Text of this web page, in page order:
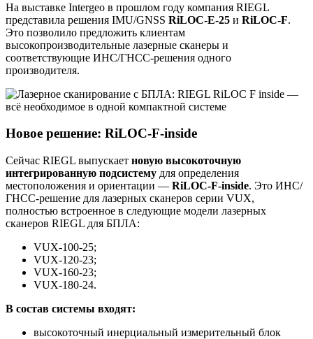
На выставке Intergeo в прошлом году компания RIEGL
представила решения IMU/GNSS RiLOC‑E‑25 и RiLOC‑F.
Это позволило предложить клиентам
высокопроизводительные лазерные сканеры и
соответствующие ИНС/ГНСС‑решения одного
производителя.
Новое решение: RiLOC‑F‑inside
Сейчас RIEGL выпускает новую высокоточную
интегрированную подсистему для определения
местоположения и ориентации — RiLOC‑F‑inside. Это ИНС/
ГНСС‑решение для лазерных сканеров серии VUX,
полностью встроенное в следующие модели лазерных
сканеров RIEGL для БПЛА:
VUX‑100‑25;
VUX‑120‑23;
VUX‑160‑23;
VUX‑180‑24.
В состав системы входят:
высокоточный инерциальный измерительный блок